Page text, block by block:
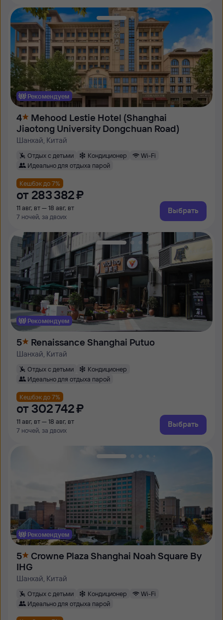
Рекомендуем
4
Mehood Lestie Hotel (Shanghai
Jiaotong University Dongchuan Road)
Шанхай, Китай
Отдых с детьми Кондиционер
Wi-Fi
Идеально для отдыха парой
Кешбэк до 7%
от 283 ⁠382 ⁠₽
11 авг, вт — 18 авг, вт
7 ночей, за двоих
Выбрать
Рекомендуем
5 Renaissance Shanghai Putuo
Шанхай, Китай
Отдых с детьми
Кондиционер
Идеально для отдыха парой
Кешбэк до 7%
от 302 ⁠742 ⁠₽
11 авг, вт — 18 авг, вт
7 ночей, за двоих
Выбрать
Рекомендуем
5
Crowne Plaza Shanghai Noah Square By
IHG
Шанхай, Китай
Отдых с детьми Кондиционер
Wi-Fi
Идеально для отдыха парой